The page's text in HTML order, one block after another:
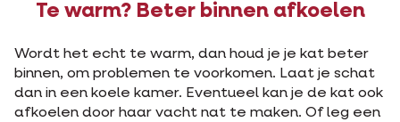
Te warm? Beter binnen afkoelen
Wordt het echt te warm, dan houd je je kat beter
binnen, om problemen te voorkomen. Laat je schat
dan in een koele kamer. Eventueel kan je de kat ook
afkoelen door haar vacht nat te maken. Of leg een